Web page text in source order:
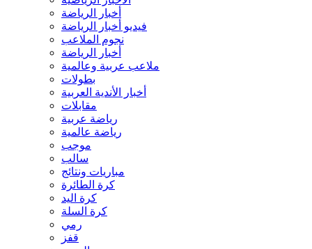
أخبار الرياضة
فيديو أخبار الرياضة
نجوم الملاعب
أخبار الرياضة
ملاعب عربية وعالمية
بطولات
أخبار الأندية العربية
مقابلات
رياضة عربية
رياضة عالمية
موجب
سالب
مباريات ونتائج
كرة الطائرة
كرة اليد
كرة السلة
رمي
قفز